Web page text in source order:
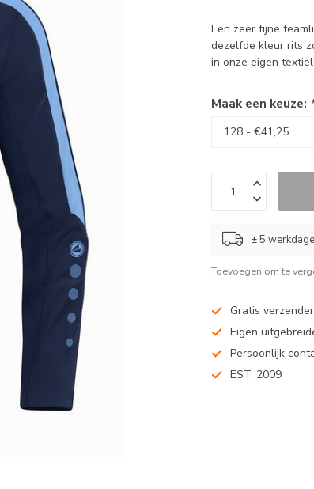
Een zeer fijne
dezelfde kleur rits
in onze eigen
Maak een keuze:
± 5
Toevoegen om te
Gratis
Eigen
Persoonlijk
EST. 2009